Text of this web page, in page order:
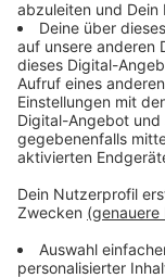
Flüchtlingen
selbst für
Anzeige
"Steeler
NRW vernetzt
Anzeige